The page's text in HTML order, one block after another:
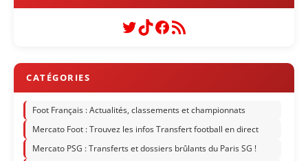
Twitter
TikTok
Facebook
Flux RSS
Foot Français : Actualités, classements et championnats
Mercato Foot : Trouvez les infos Transfert football en direct
Mercato PSG : Transferts et dossiers brûlants du Paris SG !